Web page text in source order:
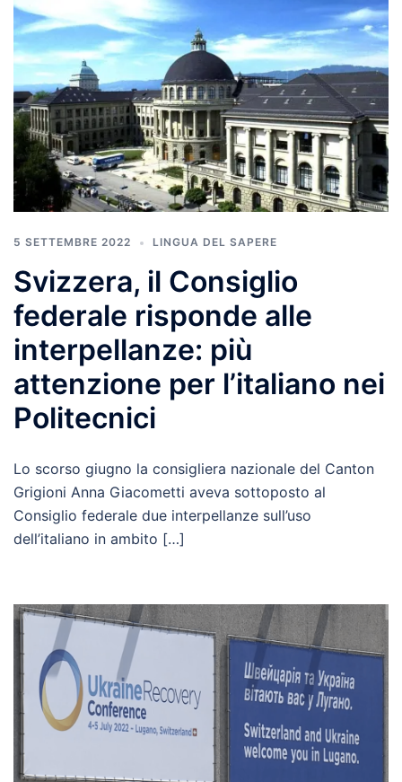
5 SETTEMBRE 2022 LINGUA DEL SAPERE
Svizzera, il Consiglio
federale risponde alle
interpellanze: più
attenzione per l’italiano nei
Politecnici
Lo scorso giugno la consigliera nazionale del Canton
Grigioni Anna Giacometti aveva sottoposto al
Consiglio federale due interpellanze sull’uso
dell’italiano in ambito […]